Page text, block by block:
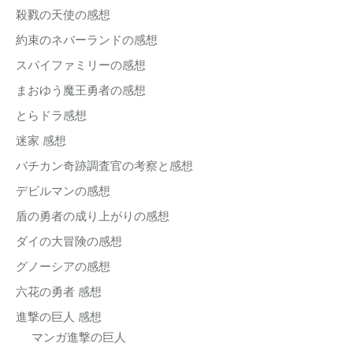
殺戮の天使の感想
約束のネバーランドの感想
スパイファミリーの感想
まおゆう魔王勇者の感想
とらドラ感想
迷家 感想
バチカン奇跡調査官の考察と感想
デビルマンの感想
盾の勇者の成り上がりの感想
ダイの大冒険の感想
グノーシアの感想
六花の勇者 感想
進撃の巨人 感想
マンガ進撃の巨人